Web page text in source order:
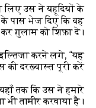
लिए उस ने यहूदियों के
पास भेज दिए कि वह
ग़ुलाम को शिफ़ा दे।
करने लगे, “यह
दरख़्वास्त पूरी करें,
तक कि उस ने हमारे
भी तामीर करवाया है।”